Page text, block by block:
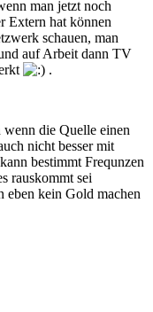
man jetzt noch
Extern hat können
schauen, man
auf Arbeit dann TV
.
die Quelle einen
nicht besser mit
bestimmt Frequnzen
rauskommt sei
eben kein Gold machen